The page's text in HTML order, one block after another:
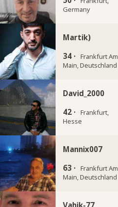
Germany
Martik)
34 · Frankfurt Am
Main, Deutschland
David_2000
42 · Frankfurt,
Hesse
Mannix007
63 · Frankfurt Am
Main, Deutschland